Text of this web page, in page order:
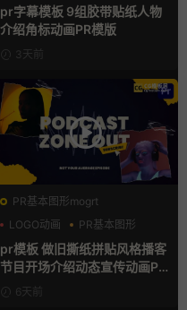
人物介绍
pr字幕模板 9组胶带贴纸人物
介绍角标动画PR模版
3天前
PR基本图形mogrt
LOGO动画
PR基本图形
复古风
pr模板 做旧撕纸拼贴风格播客
节目开场介绍动态宣传动画PR
模版6天前